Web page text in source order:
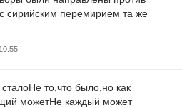
сирийским перемирием та же
то,что было,но как
можетНе каждый может